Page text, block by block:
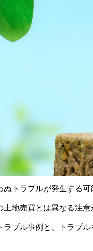
トラブルが発生する可
地売買とは異なる注意
ブル事例と、トラブ